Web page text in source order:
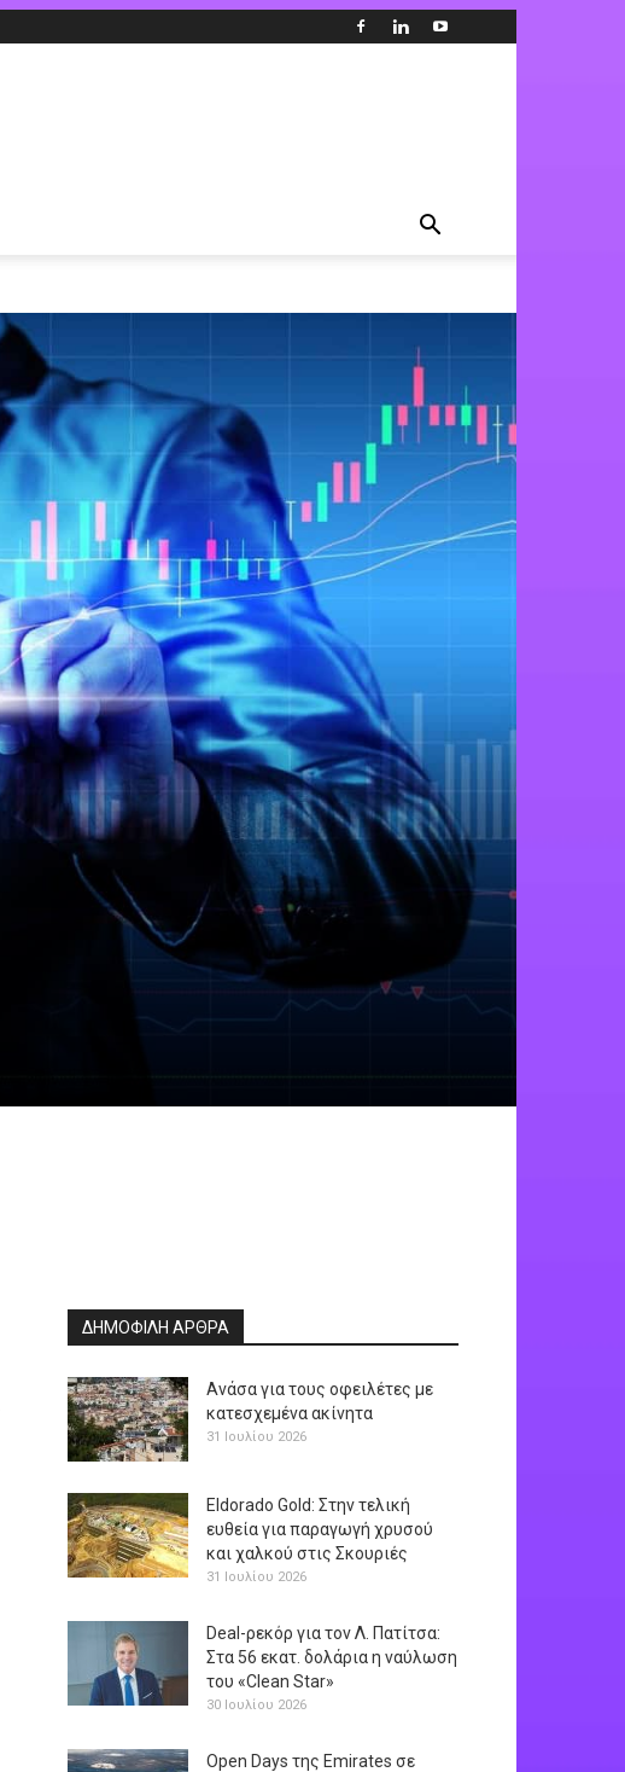
ΔΗΜΟΦΙΛΗ ΑΡΘΡΑ
Ανάσα για τους οφειλέτες με
κατεσχεμένα ακίνητα
31 Ιουλίου 2026
Eldorado Gold: Στην τελική
ευθεία για παραγωγή χρυσού
και χαλκού στις Σκουριές
31 Ιουλίου 2026
Deal-ρεκόρ για τον Λ. Πατίτσα:
Στα 56 εκατ. δολάρια η ναύλωση
του «Clean Star»
30 Ιουλίου 2026
Open Days της Emirates σε